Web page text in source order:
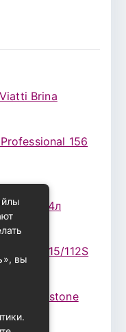
Brina
156
10W30 4л
HT 115/112S
Bridgestone
вы